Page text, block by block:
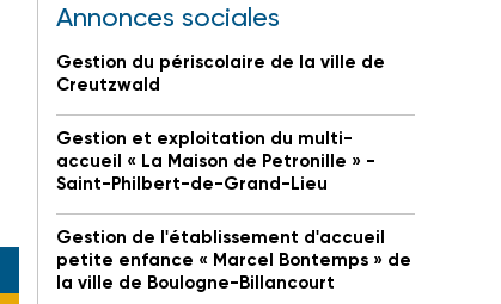
Annonces sociales
Gestion du périscolaire de la ville de
Creutzwald
Gestion et exploitation du multi-
accueil « La Maison de Petronille » -
Saint-Philbert-de-Grand-Lieu
Gestion de l'établissement d'accueil
petite enfance « Marcel Bontemps » de
la ville de Boulogne-Billancourt